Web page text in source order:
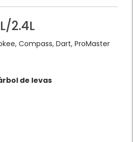
2.4L
Compass, Dart, ProMaster
de levas